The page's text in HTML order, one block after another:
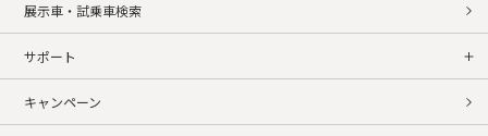
展示車・試乗車検索
サポート
キャンペーン